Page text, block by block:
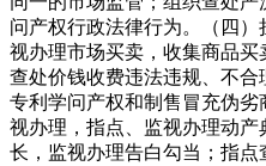
问产权行政法律行为。（四
视办理市场买卖，收集商品
查处价钱收费违法违规、不
专利学问产权和制售冒充伪
视办理，指点、监视办理动
长，监视办理告白勾当；指